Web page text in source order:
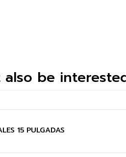
also be
15 PULGADAS